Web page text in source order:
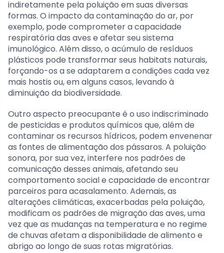
indiretamente pela poluição em suas diversas
formas. O impacto da contaminação do ar, por
exemplo, pode comprometer a capacidade
respiratória das aves e afetar seu sistema
imunológico. Além disso, o acúmulo de resíduos
plásticos pode transformar seus habitats naturais,
forçando-os a se adaptarem a condições cada vez
mais hostis ou, em alguns casos, levando à
diminuição da biodiversidade.
Outro aspecto preocupante é o uso indiscriminado
de pesticidas e produtos químicos que, além de
contaminar os recursos hídricos, podem envenenar
as fontes de alimentação dos pássaros. A poluição
sonora, por sua vez, interfere nos padrões de
comunicação desses animais, afetando seu
comportamento social e capacidade de encontrar
parceiros para acasalamento. Ademais, as
alterações climáticas, exacerbadas pela poluição,
modificam os padrões de migração das aves, uma
vez que as mudanças na temperatura e no regime
de chuvas afetam a disponibilidade de alimento e
abrigo ao longo de suas rotas migratórias.